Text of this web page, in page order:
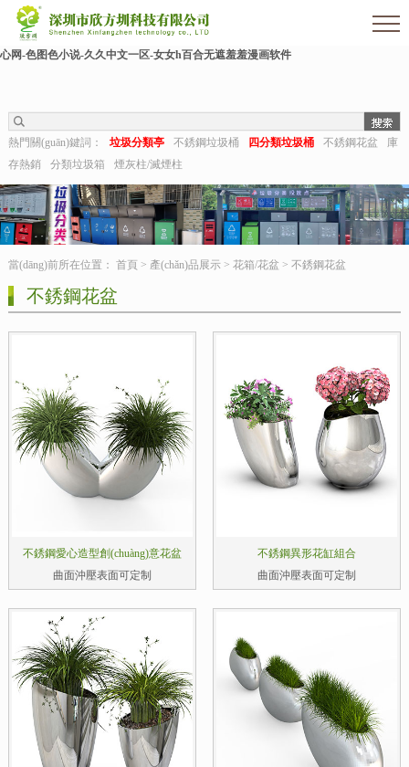
欧美伊人-麻豆精品一区二区三区-欧美日b视频-阿v天堂网-中文字幕第六页-狠狠干干-
国产h在线观看-国产嫩草视频-日日夜夜拍-亚洲第一视频网-毛片在线网站-五月婷婷开
心网-色图色小说-久久中文一区-女女h百合无遮羞羞漫画软件
熱門關(guān)鍵詞： 垃圾分類亭 不銹鋼垃圾桶 四分類垃圾桶 不銹鋼花盆
庫
存熱銷
分類垃圾箱 煙灰柱/滅煙柱
當(dāng)前所在位置： 首頁> 產(chǎn)品展示> 花箱/花盆 > 不銹鋼花盆
不銹鋼花盆
不銹鋼愛心造型創(chuàng)意花盆
曲面沖壓表面可定制
不銹鋼異形花缸組合
曲面沖壓表面可定制